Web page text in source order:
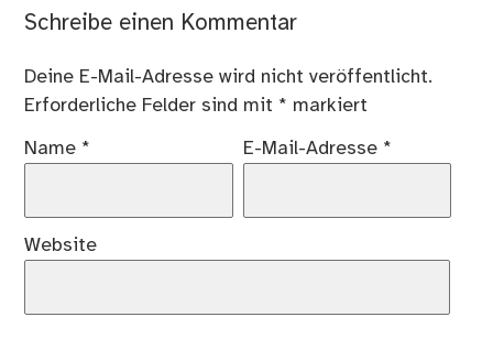
Schreibe einen Kommentar
Deine E-Mail-Adresse wird nicht veröffentlicht.
Erforderliche Felder sind mit * markiert
Name * E-Mail-Adresse *
Website